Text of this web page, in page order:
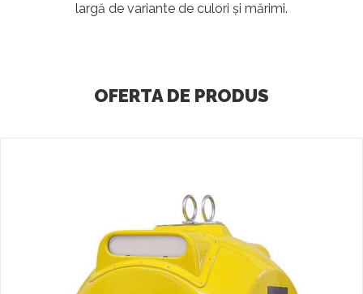
largă de variante de culori și mărimi.
OFERTA DE PRODUS